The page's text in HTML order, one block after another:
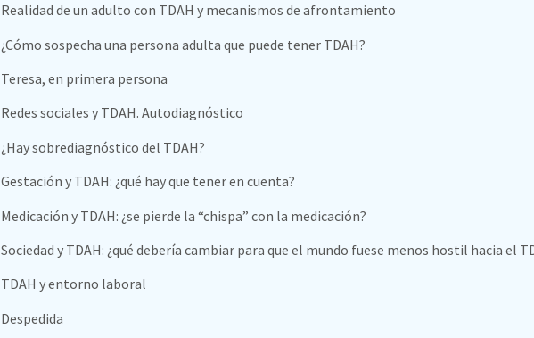
Realidad de un adulto con TDAH y mecanismos de afrontamiento
¿Cómo sospecha una persona adulta que puede tener TDAH?
Teresa, en primera persona
Redes sociales y TDAH. Autodiagnóstico
¿Hay sobrediagnóstico del TDAH?
Gestación y TDAH: ¿qué hay que tener en cuenta?
Medicación y TDAH: ¿se pierde la “chispa” con la medicación?
Sociedad y TDAH: ¿qué debería cambiar para que el mundo fuese menos hostil hacia el
TDAH y entorno laboral
Despedida